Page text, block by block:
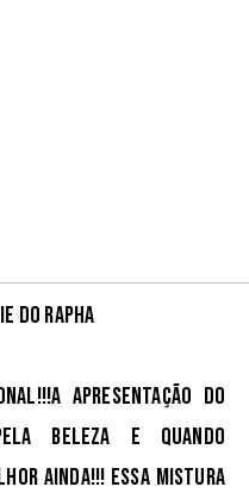
do Rapha
apresentação do
beleza e quando
ainda!!! Essa mistura